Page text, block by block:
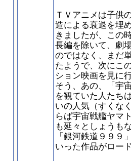
ＴＶアニメは子供
造による衰退を埋
きましたが、この
長編を除いて、劇
のではなく、まだ
たようで、次にこ
ション映画を見に
そう、あの、「宇
を観ていた人たち
いの人気（すくな
らば宇宙戦艦ヤマ
も延々としょうも
「銀河鉄道９９９
いった作品がロー